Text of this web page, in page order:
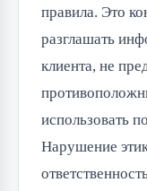
правила. Это
разглашать
клиента, не
использовать
Нарушение